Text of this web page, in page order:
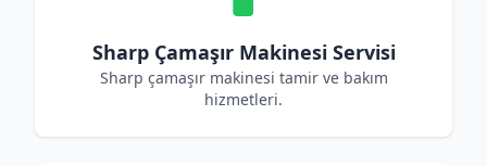
Sharp Çamaşır Makinesi Servisi
Sharp çamaşır makinesi tamir ve bakım
hizmetleri.